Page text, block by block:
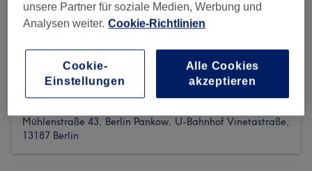
BinhAn - Wellness & Head Spa
346 reviews
Mühlenstraße 43, Berlin Pankow, U-Bahnhof Vinetastraße,
13187 Berlin
unsere Partner für soziale Medien, Werbung und
Analysen weiter. Cookie-Richtlinien
Cookie-
Einstellungen
Alle Cookies
akzeptieren